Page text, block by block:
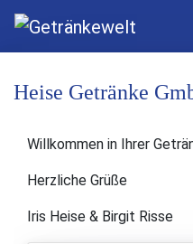
Heise Getränke
Willkommen in Ihrer
Herzliche Grüße
Iris Heise & Birgit Risse